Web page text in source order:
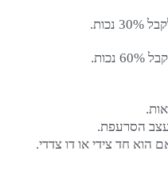
עצב הסרעפת.
הוא חד צידי או דו צדדי.